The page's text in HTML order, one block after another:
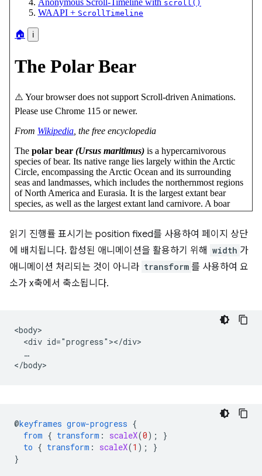
읽기 진행률 표시기는 position fixed를 사용하여 페이지 상단
에 배치됩니다. 합성된 애니메이션을 활용하기 위해 width 가
애니메이션 처리되는 것이 아니라 transform 를 사용하여 요
소가 x축에서 축소됩니다.
<body>
  <div id="progress"></div>
  …
@keyframes grow-progress {
from { transform : scaleX(0);
}
to { transform : scaleX(1 );
}
}